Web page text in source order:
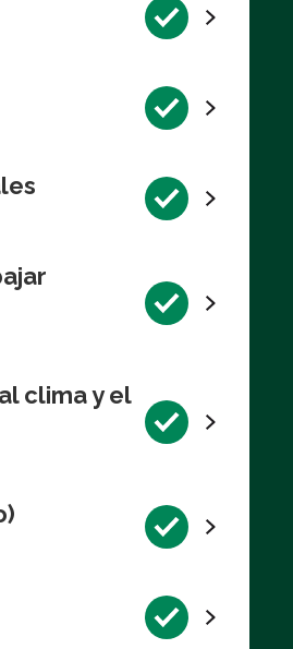
clima y el